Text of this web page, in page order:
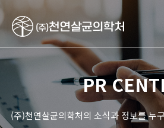
PR
(주)천연살균의학처의 소식과 정보를 누